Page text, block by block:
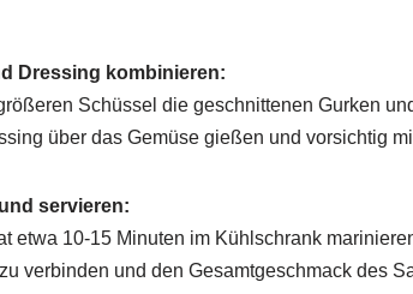
Dressing kombinieren:
Schüssel die geschnittenen Gurken
über das Gemüse gießen und vorsichtig
servieren:
etwa 10-15 Minuten im Kühlschrank
verbinden und den Gesamtgeschmack des